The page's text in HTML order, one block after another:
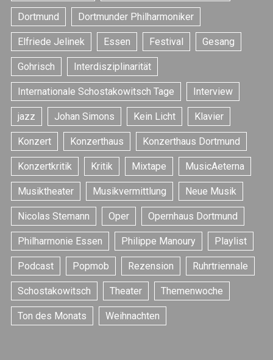
Dortmund Dortmunder Philharmoniker
Elfriede Jelinek Essen Festival Gesang
Gohrisch Interdisziplinarität
Internationale Schostakowitsch Tage Interview
jazz Johan Simons Kein Licht Klavier
Konzert Konzerthaus Konzerthaus Dortmund
Konzertkritik Kritik Mixtape MusicAeterna
Musiktheater Musikvermittlung Neue Musik
Nicolas Stemann Oper Opernhaus Dortmund
Philharmonie Essen Philippe Manoury Playlist
Podcast Popmob Rezension Ruhrtriennale
Schostakowitsch Theater Themenwoche
Ton des Monats Weihnachten
S
e
a
r
c
h
f
o
r
: